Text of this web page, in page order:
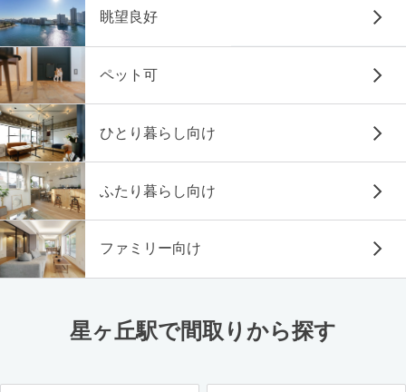
眺望良好
ペット可
ひとり暮らし向け
ふたり暮らし向け
ファミリー向け
星ヶ丘駅で間取りから探す